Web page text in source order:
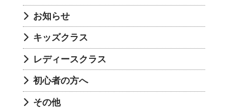
お知らせ
キッズクラス
レディースクラス
初心者の方へ
その他